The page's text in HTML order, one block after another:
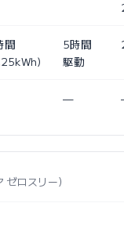
間
5時間
駆動
—
ゼロスリー）